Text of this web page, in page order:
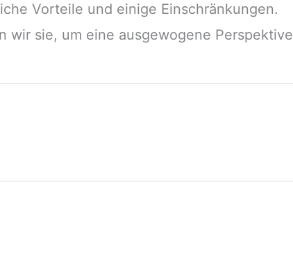
Vorteile und einige Einschränkungen.
wir sie, um eine ausgewogene Perspektive